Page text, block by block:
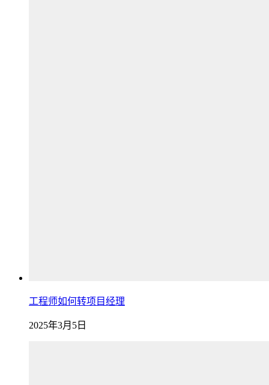
工程师如何转项目经理
2025年3月5日